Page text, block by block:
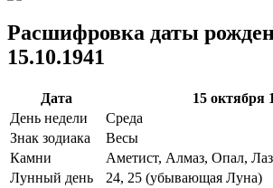
Расшифровка даты
15.10.1941
Дата
15 октября
День недели
Среда
Знак зодиака
Весы
Камни
Аметист, Алмаз, Опал,
Лунный день
24, 25 (убывающая Луна)